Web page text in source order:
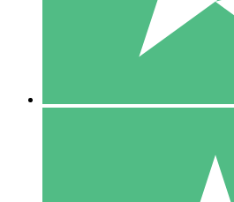
10 Téléchargements
20 00